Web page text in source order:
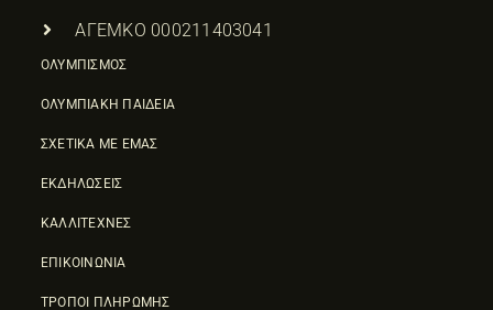
ΑΓΕΜΚΟ 000211403041
ΟΛΥΜΠΙΣΜΟΣ
ΟΛΥΜΠΙΑΚΗ ΠΑΙΔΕΙΑ
ΣΧΕΤΙΚΑ ΜΕ ΕΜΑΣ
ΕΚΔΗΛΩΣΕΙΣ
ΚΑΛΛΙΤΕΧΝΕΣ
ΕΠΙΚΟΙΝΩΝΙΑ
ΤΡΟΠΟΙ ΠΛΗΡΩΜΗΣ